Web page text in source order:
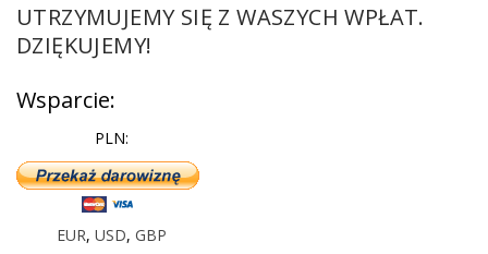
UTRZYMUJEMY SIĘ Z WASZYCH WPŁAT.
DZIĘKUJEMY!
Wsparcie:
PLN:
EUR, USD, GBP